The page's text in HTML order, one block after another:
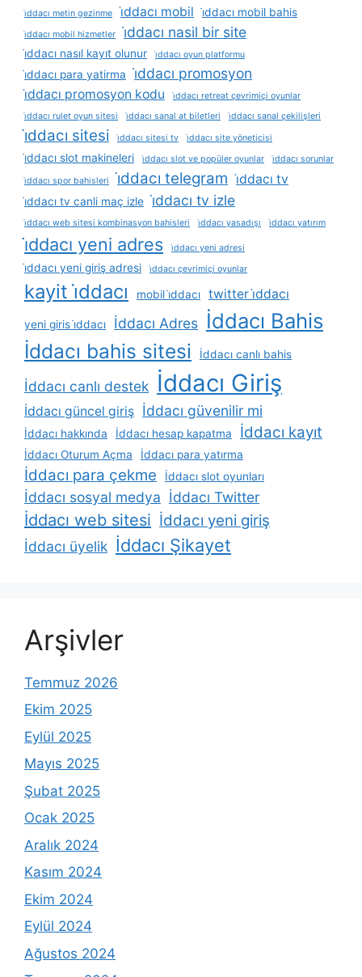
i̇ddacı metin gezinme
i̇ddacı mobil i̇ddacı mobil bahis
i̇ddacı mobil hizmetler i̇ddacı nasil bir site
i̇ddacı nasıl kayıt olunur i̇ddacı oyun platformu
i̇ddacı para yatirma i̇ddacı promosyon
i̇ddacı promosyon kodu
i̇ddacı retreat çevrimiçi oyunlar
i̇ddacı rulet oyun sitesi
i̇ddacı sanal at biletleri i̇ddacı sanal çekilişleri
i̇ddacı sitesi i̇ddacı sitesi tv i̇ddacı site yöneticisi
i̇ddacı slot makineleri i̇ddacı slot ve popüler oyunlar i̇ddacı sorunlar
i̇ddacı spor bahisleri i̇ddacı telegram i̇ddacı tv
i̇ddacı tv canli maç izle i̇ddacı tv izle
i̇ddacı web sitesi kombinasyon bahisleri i̇ddacı yasadışı i̇ddacı yatırım
i̇ddacı yeni adres i̇ddacı yeni adresi
i̇ddacı yeni giriş adresi i̇ddacı çevrimiçi oyunlar
kayit i̇ddacı mobil i̇ddacı twitter i̇ddacı
yeni giris i̇ddacı İddacı Adres İddacı Bahis
İddacı bahis sitesi İddacı canlı bahis
İddacı canlı destek İddacı Giriş
İddacı güncel giriş İddacı güvenilir mi
İddacı hakkında İddacı hesap kapatma İddacı kayıt
İddacı Oturum Açma İddacı para yatırma
İddacı para çekme İddacı slot oyunları
İddacı sosyal medya İddacı Twitter
İddacı web sitesi İddacı yeni giriş
İddacı üyelik İddacı Şikayet
Arşivler
Temmuz 2026
Ekim 2025
Eylül 2025
Mayıs 2025
Şubat 2025
Ocak 2025
Aralık 2024
Kasım 2024
Ekim 2024
Eylül 2024
Ağustos 2024